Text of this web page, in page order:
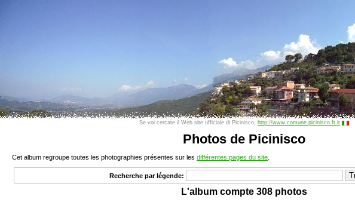
Se voi cercate il Web site ufficiale di Picinisco, http://www.comune.picinisco.fr.it
Photos de Picinisco
Cet album regroupe toutes les photographies présentes sur les différentes pages du site
Recherche par légende:
L'album compte 308 photos